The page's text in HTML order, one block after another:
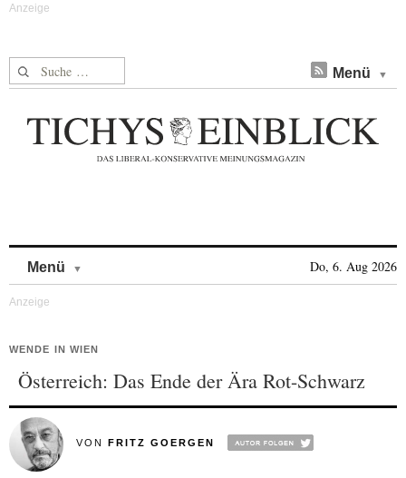
Suche nach: Menü
Menü Do, 6. Aug 2026
WENDE IN WIEN
Österreich: Das Ende der Ära Rot-Schwarz
VON FRITZ GOERGEN